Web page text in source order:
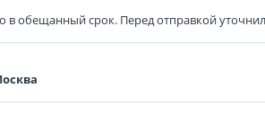
в обещанный срок. Перед отправкой